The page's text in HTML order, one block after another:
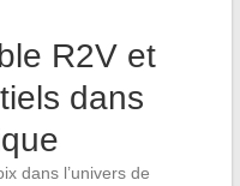
R2V et
dans
dans l’univers de